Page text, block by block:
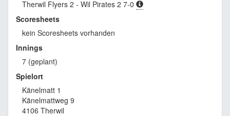
Therwil Flyers 2 - Wil Pirates 2 7-0
Scoresheets
kein Scoresheets vorhanden
Innings
7 (geplant)
Spielort
Känelmatt 1
Känelmattweg 9
4106 Therwil